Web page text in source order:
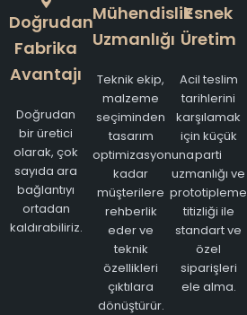
Doğrudan
Fabrika
Avantajı
Doğrudan
bir üretici
olarak, çok
sayıda ara
bağlantıyı
ortadan
kaldırabiliriz.
Mühendislik
Uzmanlığı
Teknik ekip,
malzeme
seçiminden
tasarım
optimizasyonuna
kadar
müşterilere
rehberlik
eder ve
teknik
özellikleri
çıktılara
dönüştürür.
Esnek
Üretim
Acil teslim
tarihlerini
karşılamak
için küçük
parti
uzmanlığı ve
prototipleme
titizliği ile
standart ve
özel
siparişleri
ele alma.